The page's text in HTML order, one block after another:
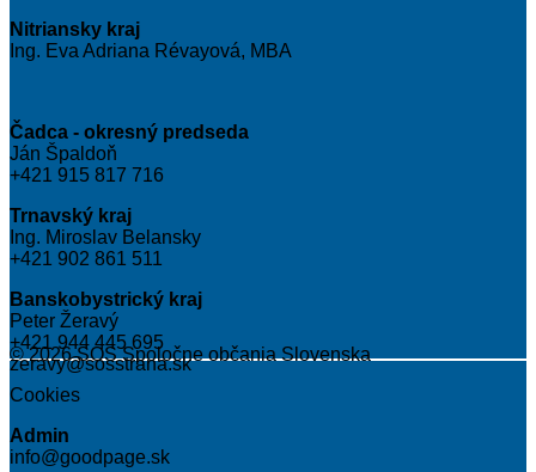
Nitriansky kraj
Ing. Eva Adriana Révayová, MBA
Čadca - okresný predseda
Ján Špaldoň
+421 915 817 716
Trnavský kraj
Ing. Miroslav Belansky
+421 902 861 511
Banskobystrický kraj
Peter Žeravý
+421 944 445 695
zeravy@sosstrana.sk
© 2026 SOS Spoločne občania Slovenska
Cookies
Admin
info@goodpage.sk